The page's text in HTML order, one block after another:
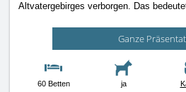
Altvatergebirges verborgen. Das
Ganze
60 Betten ja